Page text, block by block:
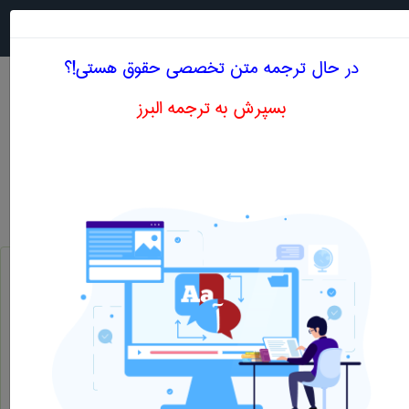
اصطلاحات تخصصی انگلیسی حقوق حرف R
از رهن درآوردن ، فک کردن رهناز گرو درآوردن
redeem
در حال ترجمه متن تخصصی حقوق هستی!؟
بسپرش به ترجمه البرز